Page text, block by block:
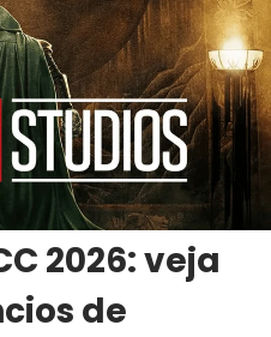
2026: veja
de